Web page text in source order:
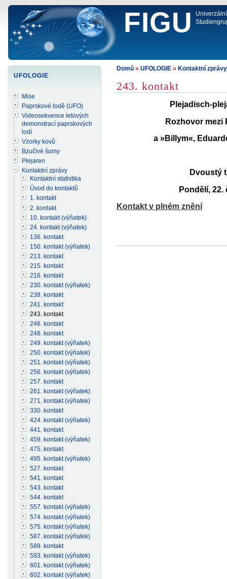
FIGU
Domů » UFOLOGIE » Kontaktní zprávy
243. kontakt
Plejadisch-
Rozhovor mezi
a »Billym«,
Dvoustý
Pondělí, 22.
Kontakt v plném znění
UFOLOGIE
Mise
Paprskové lodě (UFO)
Videosekvence letových
demonstrací paprskových
lodí
Vzorky kovů
Bzučivé šumy
Plejaren
Kontaktní zprávy
Kontaktní statistika
Úvod do kontaktů
1. kontakt
2. kontakt
10. kontakt (výňatek)
24. kontakt (výňatek)
136. kontakt
150. kontakt (výňatek)
213. kontakt
215. kontakt
216. kontakt
230. kontakt (výňatek)
238. kontakt
241. kontakt
243. kontakt
246. kontakt
248. kontakt
249. kontakt (výňatek)
250. kontakt (výňatek)
251. kontakt (výňatek)
256. kontakt (výňatek)
257. kontakt
261. kontakt (výňatek)
271. kontakt (výňatek)
330. kontakt
424. kontakt (výňatek)
441. kontakt
459. kontakt (výňatek)
475. kontakt
495. kontakt (výňatek)
527. kontakt
541. kontakt
543. kontakt
544. kontakt
557. kontakt (výňatek)
574. kontakt (výňatek)
575. kontakt (výňatek)
587. kontakt (výňatek)
589. kontakt
593. kontakt (výňatek)
601. kontakt (výňatek)
602. kontakt (výňatek)